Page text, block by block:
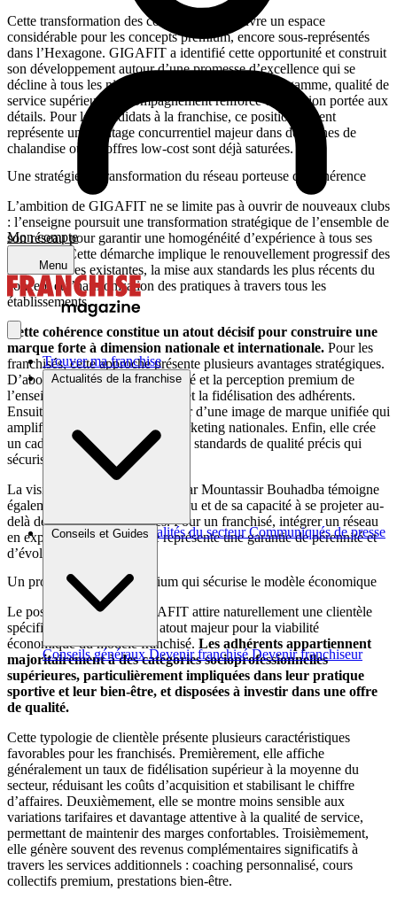
Mon compte
Menu
Trouver ma franchise
Actualités de la franchise
Brèves et actus Actualités du secteur Communiqués de presse
Conseils et Guides
Conseils généraux Devenir franchisé Devenir franchiseur
Cette transformation des comportements ouvre un espace
considérable pour les concepts premium, encore sous-représentés
dans l’Hexagone. GIGAFIT a identifié cette opportunité et construit
son développement autour d’une promesse d’excellence qui se
décline à tous les niveaux : infrastructures haut de gamme, qualité de
service supérieure, accompagnement renforcé et attention portée aux
détails. Pour les candidats à la franchise, ce positionnement
représente un avantage concurrentiel majeur dans des zones de
chalandise où les offres low-cost sont déjà saturées.
Une stratégie de transformation du réseau porteuse de cohérence
L’ambition de GIGAFIT ne se limite pas à ouvrir de nouveaux clubs
: l’enseigne poursuit une transformation stratégique de l’ensemble de
son réseau pour garantir une homogénéité d’expérience à tous ses
adhérents. Cette démarche implique le renouvellement progressif des
infrastructures existantes, la mise aux standards les plus récents du
concept et l’harmonisation des pratiques à travers tous les
établissements.
Cette cohérence constitue un atout décisif pour construire une
marque forte à dimension nationale et internationale. Pour les
franchisés, cette approche présente plusieurs avantages stratégiques.
D’abord, elle renforce la notoriété et la perception premium de
l’enseigne, facilitant l’attraction et la fidélisation des adhérents.
Ensuite, elle permet de bénéficier d’une image de marque unifiée qui
amplifie l’impact des actions marketing nationales. Enfin, elle crée
un cadre opérationnel clair et des standards de qualité précis qui
sécurisent l’exploitation.
La vision internationale portée par Mountassir Bouhadba témoigne
également de l’ambition du réseau et de sa capacité à se projeter au-
delà des frontières françaises. Pour un franchisé, intégrer un réseau
en expansion internationale représente une garantie de pérennité et
d’évolution du concept.
Un profil de clientèle premium qui sécurise le modèle économique
Le positionnement de GIGAFIT attire naturellement une clientèle
spécifique qui constitue un atout majeur pour la viabilité
économique du modèle franchisé. Les adhérents appartiennent
majoritairement à des catégories socioprofessionnelles
supérieures, particulièrement impliquées dans leur pratique
sportive et leur bien-être, et disposées à investir dans une offre
de qualité.
Cette typologie de clientèle présente plusieurs caractéristiques
favorables pour les franchisés. Premièrement, elle affiche
généralement un taux de fidélisation supérieur à la moyenne du
secteur, réduisant les coûts d’acquisition et stabilisant le chiffre
d’affaires. Deuxièmement, elle se montre moins sensible aux
variations tarifaires et davantage attentive à la qualité de service,
permettant de maintenir des marges confortables. Troisièmement,
elle génère souvent des revenus complémentaires significatifs à
travers les services additionnels : coaching personnalisé, cours
collectifs premium, prestations bien-être.